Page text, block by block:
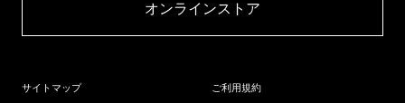
オンラインストア​
サイトマップ ご利用規約